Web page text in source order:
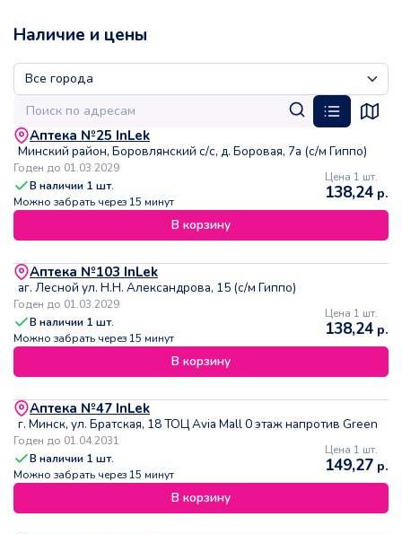
Наличие и цены
Аптека №25 InLek
Минский район, Боровлянский с/с, д. Боровая, 7а (с/м Гиппо)
Годен до 01.03.2029
В наличии 1 шт.
Можно забрать через 15 минут
Цена 1 шт.
138,24 р.
В корзину
Аптека №103 InLek
аг. Лесной ул. Н.Н. Александрова, 15 (с/м Гиппо)
Годен до 01.03.2029
В наличии 1 шт.
Можно забрать через 15 минут
Цена 1 шт.
138,24 р.
В корзину
Аптека №47 InLek
г. Минск, ул. Братская, 18 ТОЦ Avia Mall 0 этаж напротив Green
Годен до 01.04.2031
В наличии 1 шт.
Можно забрать через 15 минут
Цена 1 шт.
149,27 р.
В корзину